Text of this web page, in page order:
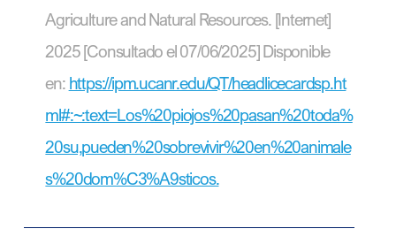
Agriculture and Natural Resources. [Internet]
2025 [Consultado el 07/06/2025] Disponible
en: https://ipm.ucanr.edu/QT/headlicecardsp.ht
ml#:~:text=Los%20piojos%20pasan%20toda%
20su,pueden%20sobrevivir%20en%20animale
s%20dom%C3%A9sticos.